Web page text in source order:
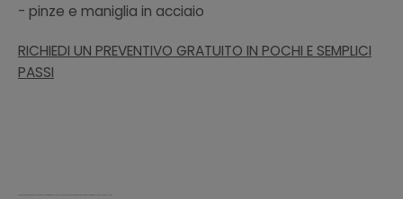
- pinze e maniglia in acciaio
RICHIEDI UN PREVENTIVO GRATUITO IN POCHI E SEMPLICI
PASSI